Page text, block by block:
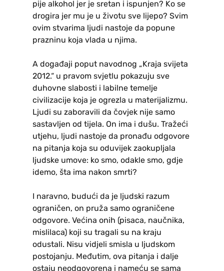
pije alkohol jer je sretan i ispunjen? Ko se
drogira jer mu je u životu sve lijepo? Svim
ovim stvarima ljudi nastoje da popune
prazninu koja vlada u njima.
A događaji poput navodnog „Kraja svijeta
2012.“ u pravom svjetlu pokazuju sve
duhovne slabosti i labilne temelje
civilizacije koja je ogrezla u materijalizmu.
Ljudi su zaboravili da čovjek nije samo
sastavljen od tijela. On ima i dušu. Tražeći
utjehu, ljudi nastoje da pronađu odgovore
na pitanja koja su oduvijek zaokupljala
ljudske umove: ko smo, odakle smo, gdje
idemo, šta ima nakon smrti?
I naravno, budući da je ljudski razum
ograničen, on pruža samo ograničene
odgovore. Većina onih (pisaca, naučnika,
mislilaca) koji su tragali su na kraju
odustali. Nisu vidjeli smisla u ljudskom
postojanju. Međutim, ova pitanja i dalje
ostaju neodgovorena i nameću se sama